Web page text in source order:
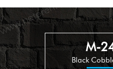
M-
Black